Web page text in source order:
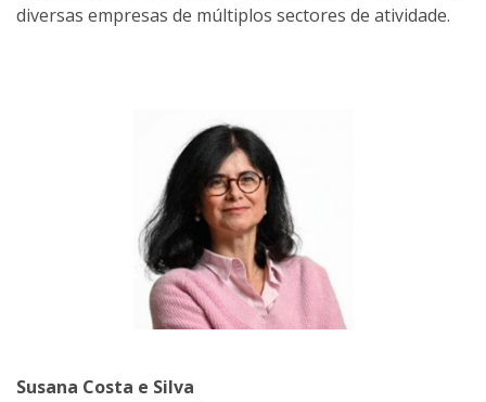
diversas empresas de múltiplos sectores de atividade.
Susana Costa e Silva